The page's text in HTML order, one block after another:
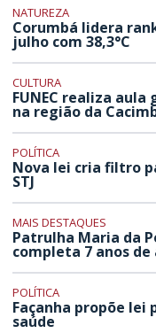
NATUREZA
Corumbá lidera
julho com 38,3°C
CULTURA
FUNEC realiza
na região da
POLÍTICA
Nova lei cria filtro
STJ
MAIS DESTAQUES
Patrulha Maria da
completa 7 anos
POLÍTICA
Façanha propõe lei
saúde